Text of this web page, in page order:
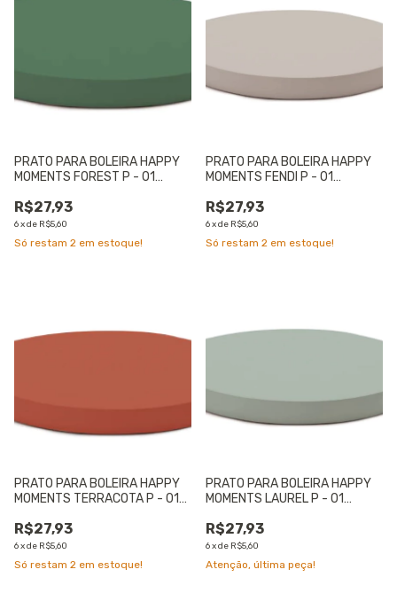
PRATO PARA BOLEIRA HAPPY
MOMENTS FOREST P - 01
R$27,93
6xde R$5,60
Só restam 2 em estoque!
PRATO PARA BOLEIRA HAPPY
MOMENTS FENDI P - 01
R$27,93
6xde R$5,60
Só restam 2 em estoque!
PRATO PARA BOLEIRA HAPPY
MOMENTS TERRACOTA P - 01
R$27,93
6xde R$5,60
Só restam 2 em estoque!
PRATO PARA BOLEIRA HAPPY
MOMENTS LAUREL P - 01
R$27,93
6xde R$5,60
Atenção, última peça!